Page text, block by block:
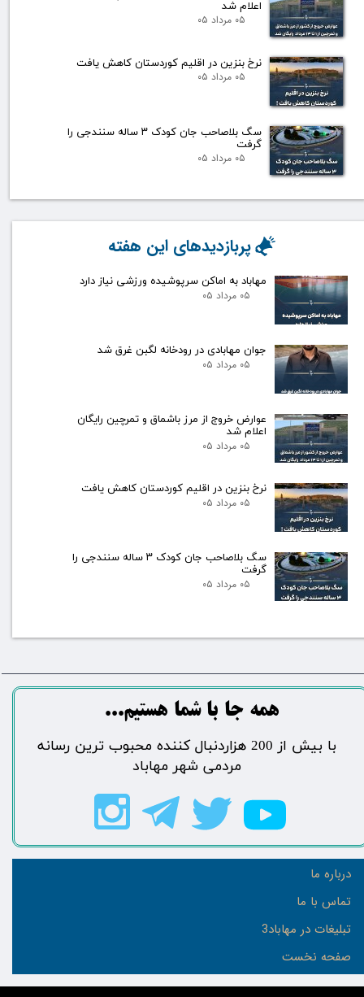
اعلام شد
۰۵ مرداد ۰۵
نرخ بنزین در اقلیم کوردستان کاهش یافت
۰۵ مرداد ۰۵
سگ بلاصاحب جان کودک ۳ ساله سنندجی را
گرفت
۰۵ مرداد ۰۵
مهاباد به اماکن سرپوشیده ورزشی نیاز دارد
۰۵ مرداد ۰۵
جوان مهابادی در رودخانه لگبن غرق شد
۰۵ مرداد ۰۵
عوارض خروج از مرز باشماق و تمرچین رایگان
اعلام شد
۰۵ مرداد ۰۵
نرخ بنزین در اقلیم کوردستان کاهش یافت
۰۵ مرداد ۰۵
سگ بلاصاحب جان کودک ۳ ساله سنندجی را
گرفت
۰۵ مرداد ۰۵
پربازدیدهای این هفته
درباره ما
تماس با ما
تبلیغات در مهاباد3
صفحه نخست
​​​همه جا با شما هستیم...​​​​​​​​​​​​​​
​با بیش از 200 هزاردنبال کننده محبوب ترین رسانه
مردمی شهر مهاباد​​​​​​​​​​​​​​